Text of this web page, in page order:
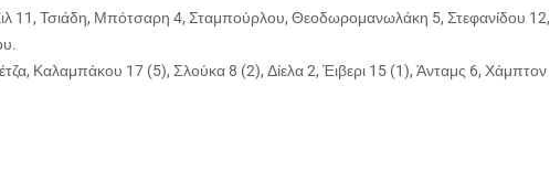
11, Τσιάδη, Μπότσαρη 4, Σταμπούρλου, Θεοδωρομανωλάκη 5, Στεφανίδου 12,
Καλαμπάκου 17 (5), Σλούκα 8 (2), Δίελα 2, Έιβερι 15 (1), Άνταμς 6, Χάμπτον